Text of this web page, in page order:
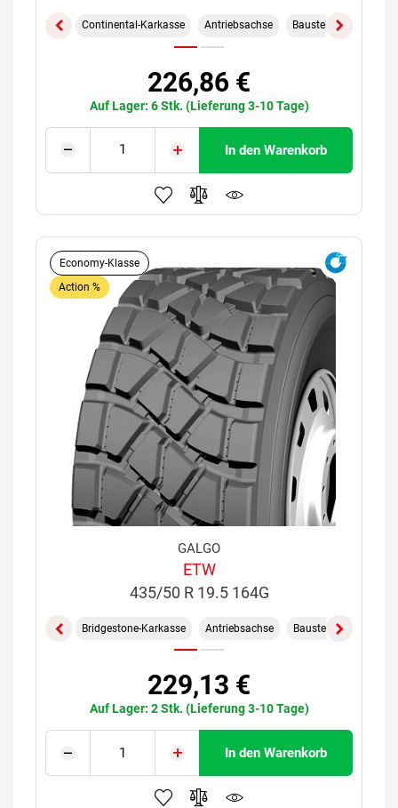
Continental-Karkasse Antriebsachse Baustelle
226,86 €
Auf Lager: 6 Stk. (Lieferung 3-10 Tage)
In den Warenkorb
Economy-Klasse
Action %
GALGO
ETW
435/50 R 19.5 164G
Bridgestone-Karkasse Antriebsachse Baustelle
229,13 €
Auf Lager: 2 Stk. (Lieferung 3-10 Tage)
In den Warenkorb